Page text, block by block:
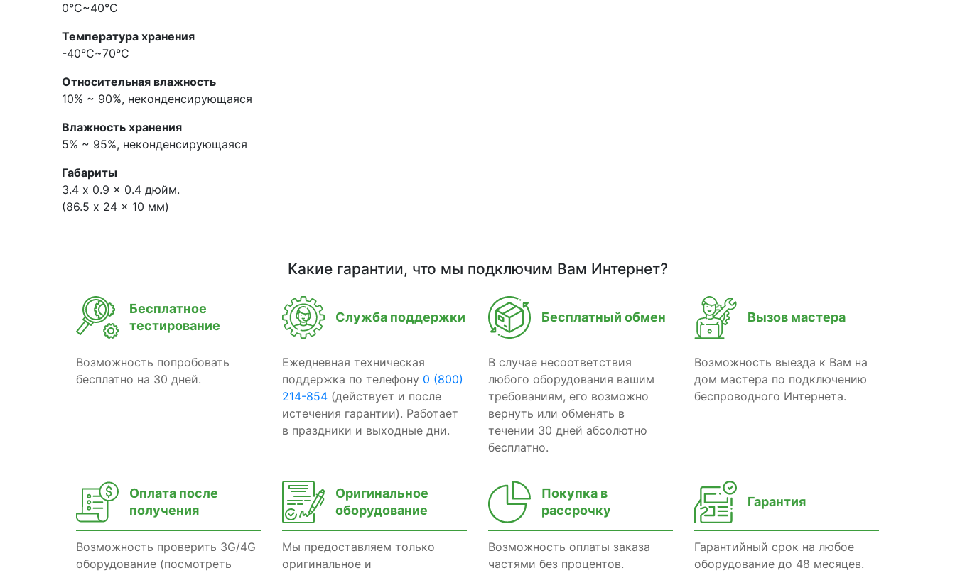
0°C~40°C
Температура хранения
-40°C~70°C
Относительная влажность
10% ~ 90%, неконденсирующаяся
Влажность хранения
5% ~ 95%, неконденсирующаяся
Габариты
3.4 x 0.9 x 0.4 дюйм.
(86.5 x 24 x 10 мм)
Какие гарантии, что мы подключим Вам Интернет?
Бесплатное
тестирование
Возможность попробовать
бесплатно на 30 дней.
Служба поддержки
Ежедневная техническая
поддержка по телефону 0 (800)
214-854 (действует и после
истечения гарантии). Работает
в праздники и выходные дни.
Бесплатный обмен
В случае несоответствия
любого оборудования вашим
требованиям, его возможно
вернуть или обменять в
течении 30 дней абсолютно
бесплатно.
Вызов мастера
Возможность выезда к Вам на
дом мастера по подключению
беспроводного Интернета.
Оплата после
получения
Возможность проверить 3G/4G
оборудование (посмотреть
Оригинальное
оборудование
Мы предоставляем только
оригинальное и
Покупка в
рассрочку
Возможность оплаты заказа
частями без процентов.
Гарантия
Гарантийный срок на любое
оборудование до 48 месяцев.